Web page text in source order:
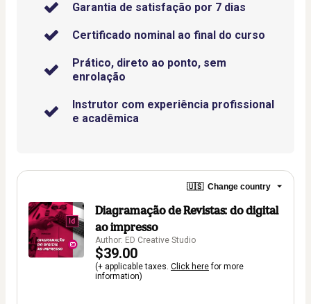
Garantia de satisfação por 7 dias
Certificado nominal ao final do curso
Prático, direto ao ponto, sem
enrolação
Instrutor com experiência profissional
e acadêmica
🇺🇸 Change country
Diagramação de Revistas: do digital
ao impresso
Author: ED Creative Studio
$39.00
(+ applicable taxes. Click herefor more
information)